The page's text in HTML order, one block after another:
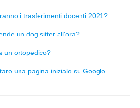
i trasferimenti docenti 2021?
un dog sitter all'ora?
un ortopedico?
una pagina iniziale su Google